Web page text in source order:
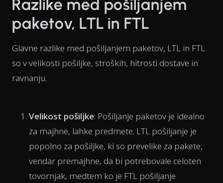
Razlike med pošiljanjem
paketov, LTL in FTL
Glavne razlike med pošiljanjem paketov, LTL in FTL
so v velikosti pošiljke, stroških, hitrosti dostave in
ravnanju.
Velikost pošiljke: Pošiljanje paketov je idealno
za majhne, lahke predmete. LTL pošiljanje je
popolno za pošiljke, ki so prevelike za pakete,
vendar premajhne, da bi potrebovale celoten
tovornjak, medtem ko je FTL pošiljanje